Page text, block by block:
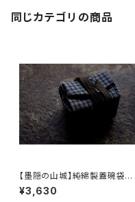
同じカテゴリの商品
【墨隠の山城】純綿製蓋碗袋内【
【 墨隐の山城 】香雲紗 植物染
仕覆 めカップ袋 【 Ink & Moun
¥3,630